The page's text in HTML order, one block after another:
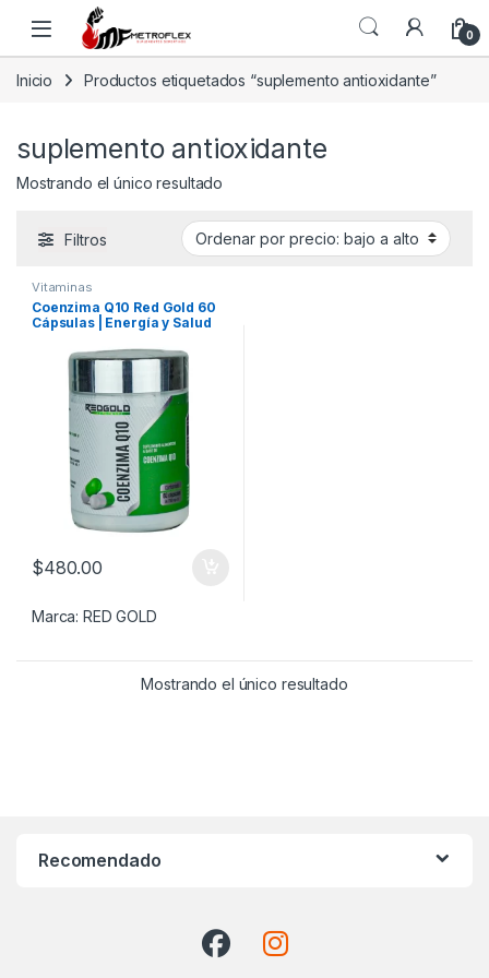
Saltar a la navegación
Saltar al contenido
0
Inicio Productos etiquetados “suplemento antioxidante”
suplemento antioxidante
Mostrando el único resultado
Filtros
Vitaminas
Coenzima Q10 Red Gold 60
Cápsulas | Energía y Salud
$480.00
Marca:RED GOLD
Mostrando el único resultado
Recomendado